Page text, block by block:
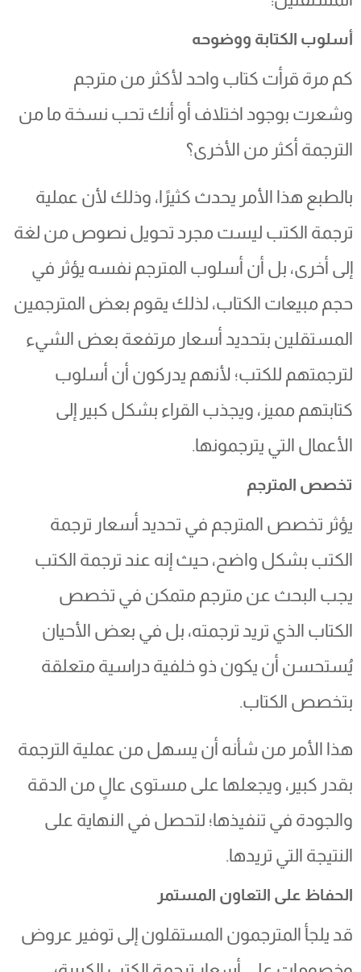
أسلوب الكتابة ووضوحه
كم مرة قرأت كتاب واحد لأكثر من مترجم
وشعرت بوجود اختلاف أو أنك تحب نسخة ما من
الترجمة أكثر من الأخرى؟
بالطبع هذا الأمر يحدث كثيرًا، وذلك لأن عملية
ترجمة الكتب ليست مجرد تحويل نصوص من لغة
إلى أخرى، بل أن أسلوب المترجم نفسه يؤثر في
حجم مبيعات الكتاب، لذلك يقوم بعض المترجمين
المستقلين بتحديد أسعار مرتفعة بعض الشيء
لترجمتهم للكتب؛ لأنهم يدركون أن أسلوب
كتابتهم مميز، ويجذب القراء بشكل كبير إلى
الأعمال التي يترجمونها.
تخصص المترجم
يؤثر تخصص المترجم في تحديد أسعار ترجمة
الكتب بشكل واضح، حيث إنه عند ترجمة الكتب
يجب البحث عن مترجم متمكن في تخصص
الكتاب الذي تريد ترجمته، بل في بعض الأحيان
يُستحسن أن يكون ذو خلفية دراسية متعلقة
بتخصص الكتاب.
هذا الأمر من شأنه أن يسهل من عملية الترجمة
بقدر كبير، ويجعلها على مستوى عالٍ من الدقة
والجودة في تنفيذها؛ لتحصل في النهاية على
النتيجة التي تريدها.
الحفاظ على التعاون المستمر
قد يلجأ المترجمون المستقلون إلى توفير عروض